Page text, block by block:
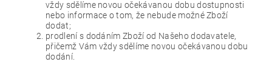
vždy sdělíme novou očekávanou dobu dostupnosti
nebo informace o tom, že nebude možné Zboží
dodat;
prodlení s dodáním Zboží od Našeho dodavatele,
přičemž Vám vždy sdělíme novou očekávanou dobu
dodání.